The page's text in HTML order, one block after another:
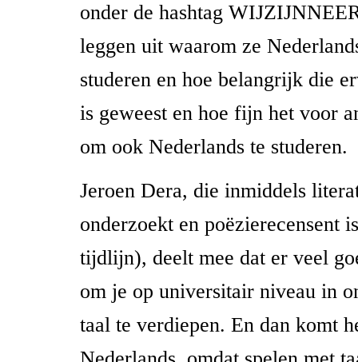
onder de hashtag
leggen uit waarom ze
studeren en hoe belangrijk die
is geweest en hoe fijn het voor
om ook Nederlands te studeren.
Jeroen Dera, die inmiddels
onderzoekt en poëzierecensent
tijdlijn), deelt mee dat er veel
om je op universitair niveau in
taal te verdiepen. En dan komt